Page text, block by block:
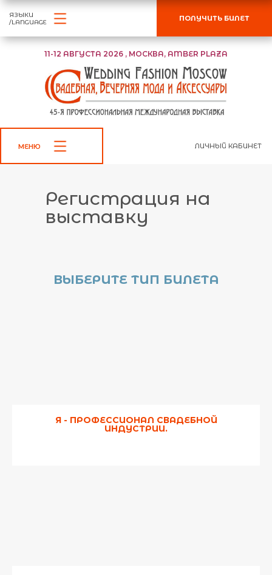
11-12 АВГУСТА 2026 , МОСКВА, AMBER PLAZA
ЛИЧНЫЙ КАБИНЕТ
ЯЗЫКИ
/LANGUAGE
ПОЛУЧИТЬ БИЛЕТ
МЕНЮ
Регистрация на
выставку
ВЫБЕРИТЕ ТИП БИЛЕТА
Я - ПРОФЕССИОНАЛ СВАДЕБНОЙ
ИНДУСТРИИ.